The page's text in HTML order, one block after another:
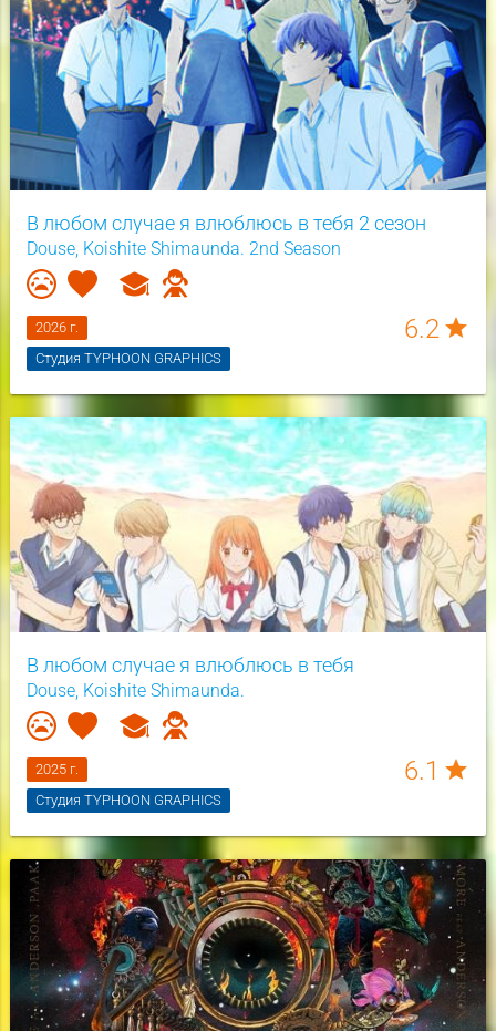
В любом случае я влюблюсь в тебя 2 сезон
Douse, Koishite Shimaunda. 2nd Season
6.2 star
2026 г.
Студия TYPHOON GRAPHICS
В любом случае я влюблюсь в тебя
Douse, Koishite Shimaunda.
6.1 star
2025 г.
Студия TYPHOON GRAPHICS